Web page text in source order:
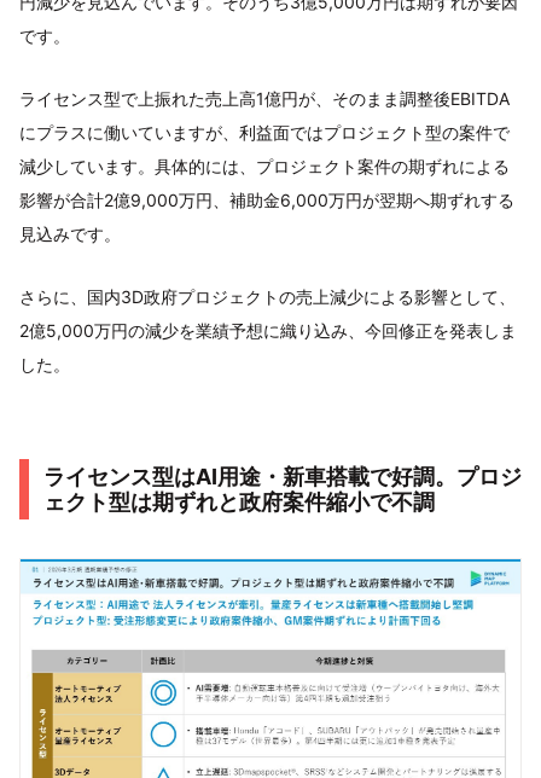
です。
ライセンス型で上振れた売上高1億円が、そのまま調整後EBITDA
にプラスに働いていますが、利益面ではプロジェクト型の案件で
減少しています。具体的には、プロジェクト案件の期ずれによる
影響が合計2億9,000万円、補助金6,000万円が翌期へ期ずれする
見込みです。
さらに、国内3D政府プロジェクトの売上減少による影響として、
2億5,000万円の減少を業績予想に織り込み、今回修正を発表しま
した。
ライセンス型はAI用途・新車搭載で好調。プロジ
ェクト型は期ずれと政府案件縮小で不調